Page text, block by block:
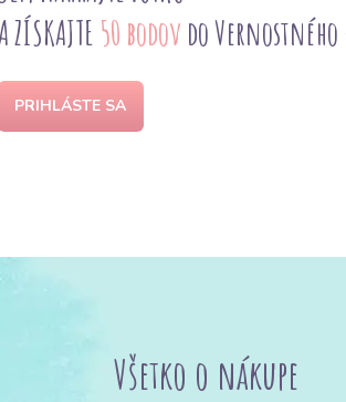
ZÍSKAJTE 50 bodov do
PRIHLÁSTE SA
Všetko o nákupe